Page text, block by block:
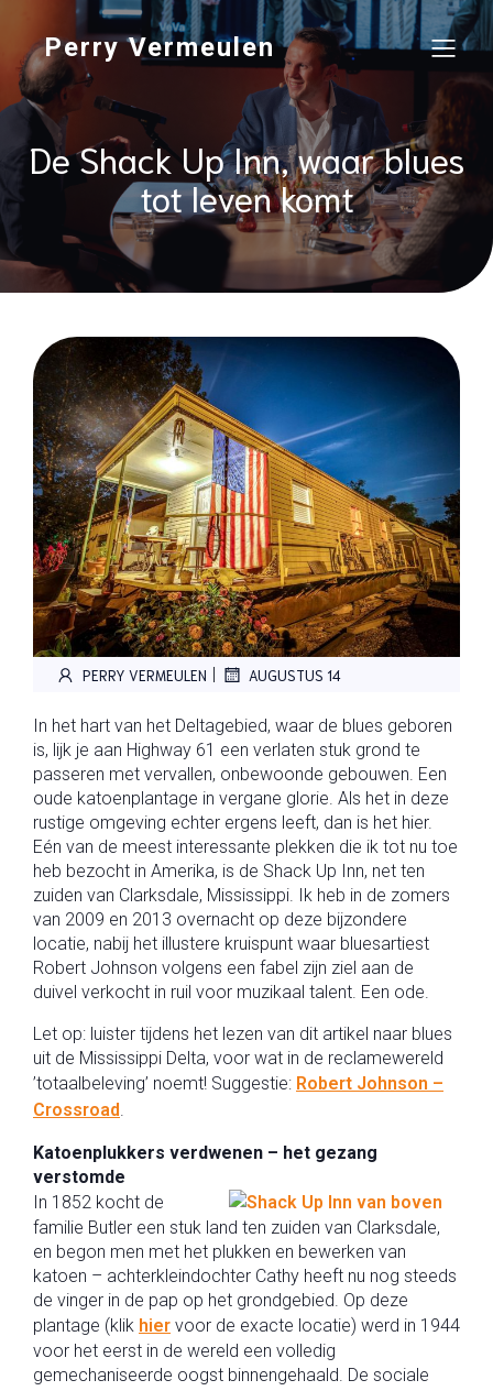
Perry Vermeulen
De Shack Up Inn, waar blues
tot leven komt
PERRY VERMEULEN | AUGUSTUS 14
In het hart van het Deltagebied, waar de blues geboren
is, lijk je aan Highway 61 een verlaten stuk grond te
passeren met vervallen, onbewoonde gebouwen. Een
oude katoenplantage in vergane glorie. Als het in deze
rustige omgeving echter ergens leeft, dan is het hier.
Eén van de meest interessante plekken die ik tot nu toe
heb bezocht in Amerika, is de Shack Up Inn, net ten
zuiden van Clarksdale, Mississippi. Ik heb in de zomers
van 2009 en 2013 overnacht op deze bijzondere
locatie, nabij het illustere kruispunt waar bluesartiest
Robert Johnson volgens een fabel zijn ziel aan de
duivel verkocht in ruil voor muzikaal talent. Een ode.
Let op: luister tijdens het lezen van dit artikel naar blues
uit de Mississippi Delta, voor wat in de reclamewereld
’totaalbeleving’ noemt! Suggestie: Robert Johnson –
Crossroad.
Katoenplukkers verdwenen – het gezang
verstomde
In 1852 kocht de
familie Butler een stuk land ten zuiden van Clarksdale,
en begon men met het plukken en bewerken van
katoen – achterkleindochter Cathy heeft nu nog steeds
de vinger in de pap op het grondgebied. Op deze
plantage (klik hier voor de exacte locatie) werd in 1944
voor het eerst in de wereld een volledig
gemechaniseerde oogst binnengehaald. De sociale